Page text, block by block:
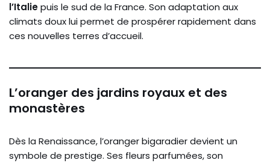
l’Italiepuis le sud de la France. Son adaptation aux
climats doux lui permet de prospérer rapidement dans
ces nouvelles terres d’accueil.
L’oranger des jardins royaux et des
monastères
Dès la Renaissance, l’oranger bigaradier devient un
symbole de prestige. Ses fleurs parfumées, son